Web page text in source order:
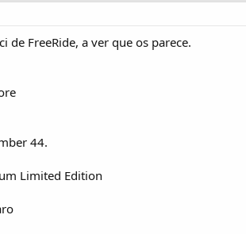
de FreeRide, a ver que os parece.
44.
Limited Edition